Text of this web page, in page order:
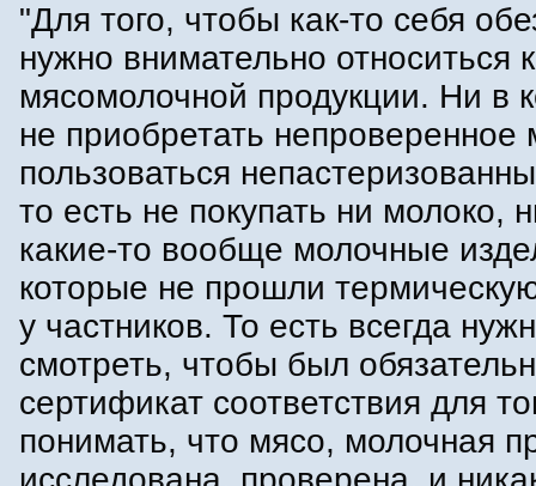
"Для того, чтобы как-то себя
нужно внимательно относиться к
мясомолочной продукции. Ни в
не приобретать непроверенное
пользоваться
то есть не покупать ни молоко,
какие-то вообще молочные
которые не прошли
у частников. То есть всегда
смотреть, чтобы был
сертификат соответствия для
понимать, что мясо, молочная